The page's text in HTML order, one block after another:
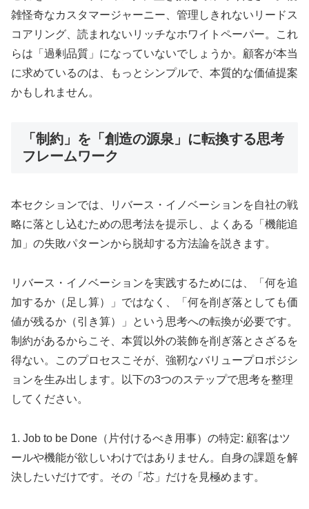
雑怪奇なカスタマージャーニー、管理しきれないリードス
コアリング、読まれないリッチなホワイトペーパー。これ
らは「過剰品質」になっていないでしょうか。顧客が本当
に求めているのは、もっとシンプルで、本質的な価値提案
かもしれません。
「制約」を「創造の源泉」に転換する思考
フレームワーク
本セクションでは、リバース・イノベーションを自社の戦
略に落とし込むための思考法を提示し、よくある「機能追
加」の失敗パターンから脱却する方法論を説きます。
リバース・イノベーションを実践するためには、「何を追
加するか（足し算）」ではなく、「何を削ぎ落としても価
値が残るか（引き算）」という思考への転換が必要です。
制約があるからこそ、本質以外の装飾を削ぎ落とさざるを
得ない。このプロセスこそが、強靭なバリュープロポジシ
ョンを生み出します。以下の3つのステップで思考を整理
してください。
1. Job to be Done（片付けるべき用事）の特定: 顧客はツ
ールや機能が欲しいわけではありません。自身の課題を解
決したいだけです。その「芯」だけを見極めます。